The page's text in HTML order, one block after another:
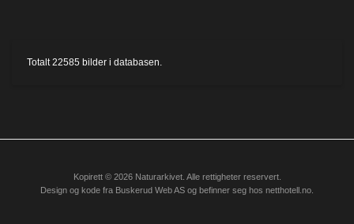
Totalt22585 bilder i databasen.
Kopirett © 2026 Naturarkivet. Alle rettigheter reservert.
Design og kode fra Buskerud Web AS og befinner seg hos netthotell.no